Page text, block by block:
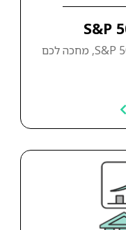
המדריך המלא לאיך להשקיע ב- S&P 500, מחכה לכם